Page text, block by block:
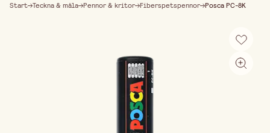
Start Teckna & måla Pennor & kritor Fiberspetspennor Posca PC-8K